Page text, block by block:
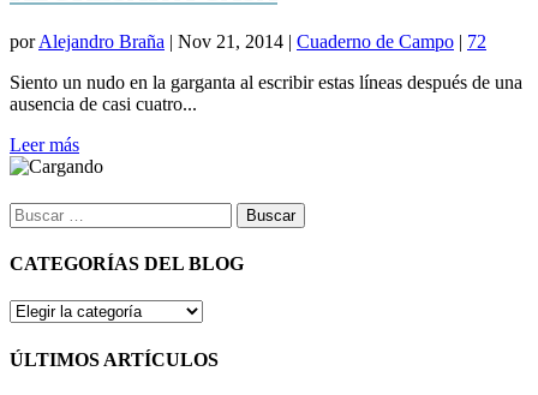
porAlejandro Braña | Nov 21, 2014 | Cuaderno de Campo | 72
Siento un nudo en la garganta al escribir estas líneas después de una
ausencia de casi cuatro...
Leer más
Buscar:
CATEGORÍAS DEL BLOG
CATEGORÍAS
BLOG
ÚLTIMOS ARTÍCULOS